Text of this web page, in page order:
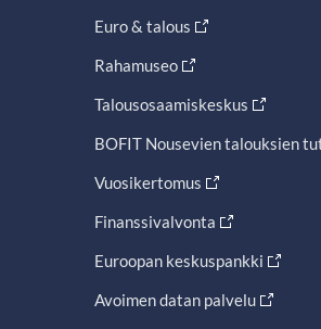
Euro & talous
Rahamuseo
Talousosaamiskeskus
BOFIT Nousevien talouksien
Vuosikertomus
Finanssivalvonta
Euroopan keskuspankki
Avoimen datan palvelu